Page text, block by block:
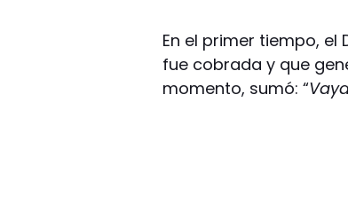
En el primer tiempo,
fue cobrada y que
momento, sumó: “